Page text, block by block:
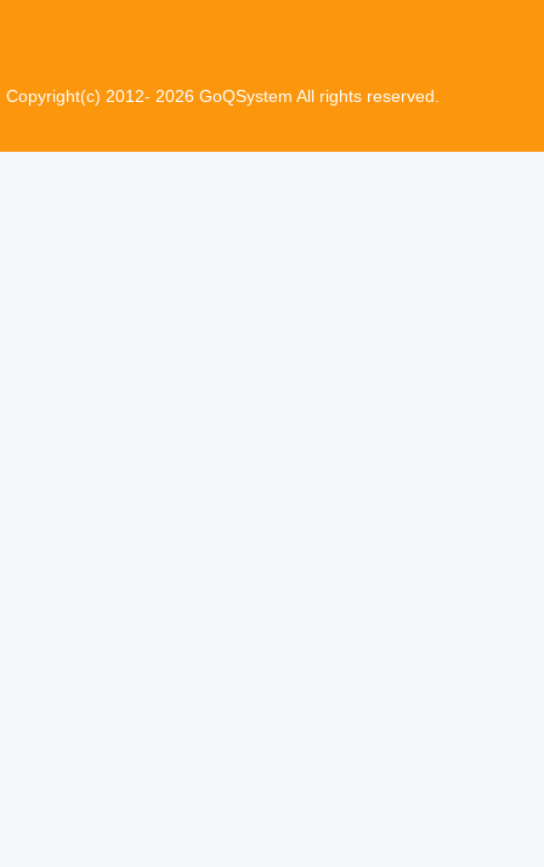
Copyright(c) 2012- 2026 GoQSystem All rights reserved.